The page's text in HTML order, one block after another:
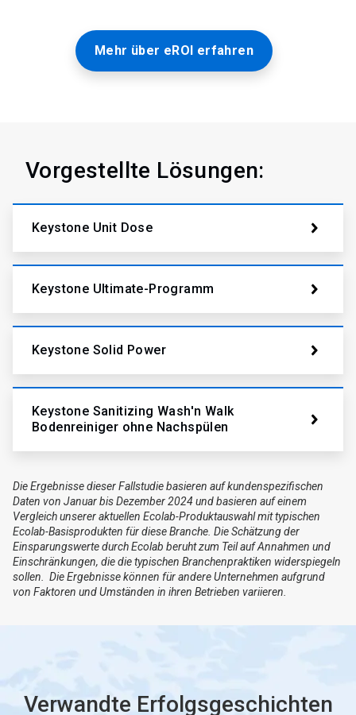
Mehr über eROI erfahren
Vorgestellte Lösungen:
Keystone Unit Dose
Keystone Ultimate-Programm
Keystone Solid Power
Keystone Sanitizing Wash'n Walk
Bodenreiniger ohne Nachspülen
Die Ergebnisse dieser Fallstudie basieren auf kundenspezifischen
Daten von Januar bis Dezember 2024 und basieren auf einem
Vergleich unserer aktuellen Ecolab-Produktauswahl mit typischen
Ecolab-Basisprodukten für diese Branche. Die Schätzung der
Einsparungswerte durch Ecolab beruht zum Teil auf Annahmen und
Einschränkungen, die die typischen Branchenpraktiken widerspiegeln
sollen. Die Ergebnisse können für andere Unternehmen aufgrund
von Faktoren und Umständen in ihren Betrieben variieren.
Verwandte Erfolgsgeschichten